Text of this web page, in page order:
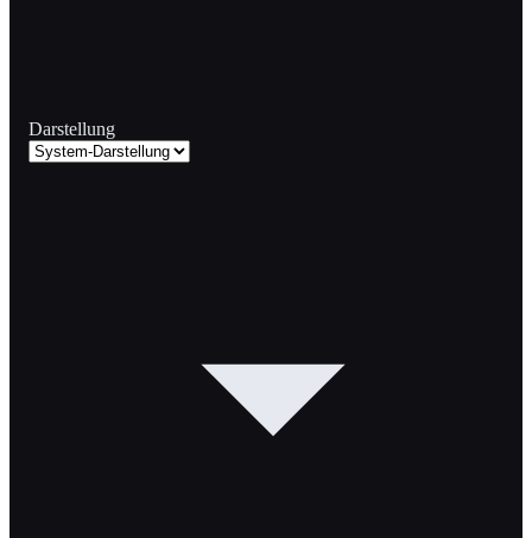
Darstellung